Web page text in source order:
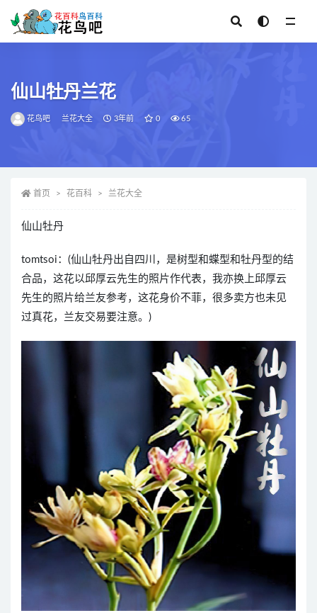
仙山牡丹兰花
花鸟吧 兰花大全 3年前 0 65
首页 花百科 兰花大全
仙山牡丹
tomtsoi：(仙山牡丹出自四川，是树型和蝶型和牡丹型的结
合品，这花以邱厚云先生的照片作代表，我亦换上邱厚云
先生的照片给兰友参考，这花身价不菲，很多卖方也未见
过真花，兰友交易要注意。)